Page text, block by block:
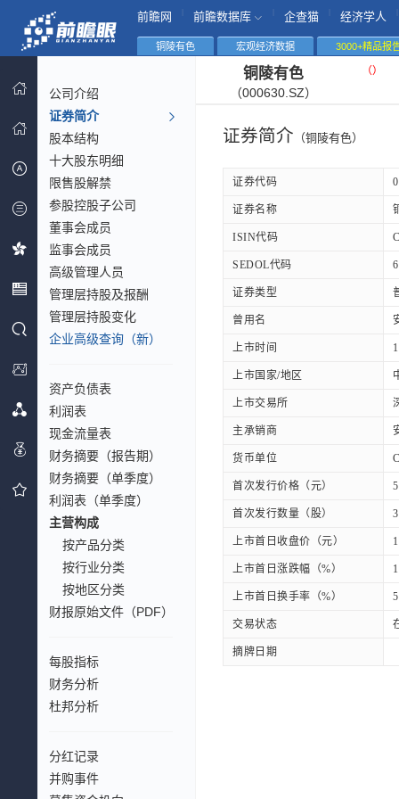
前瞻网 前瞻数据库 企查猫 经济学人
铜陵有色 宏观经济数据 3000+精品报
公司介绍
证券简介
股本结构
十大股东明细
限售股解禁
参股控股子公司
董事会成员
监事会成员
高级管理人员
管理层持股及报酬
管理层持股变化
企业高级查询（新）
资产负债表
利润表
现金流量表
财务摘要（报告期）
财务摘要（单季度）
利润表（单季度）
主营构成
按产品分类
按行业分类
按地区分类
财报原始文件（PDF）
每股指标
财务分析
杜邦分析
分红记录
并购事件
铜陵有色
（000630.SZ）
（）
证券简介 （铜陵有色）
证券代码
证券名称
ISIN代码
SEDOL代码
证券类型
曾用名
上市时间
上市国家/地区
上市交易所
主承销商
货币单位
首次发行价格（元）
首次发行数量（股）
上市首日收盘价（元）
上市首日涨跌幅（%）
上市首日换手率（%）
交易状态
摘牌日期